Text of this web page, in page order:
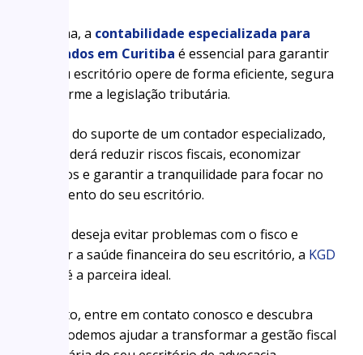
Em suma, a contabilidade especializada para
advogados em Curitiba é essencial para garantir
que seu escritório opere de forma eficiente, segura
e conforme a legislação tributária.
Através do suporte de um contador especializado,
você poderá reduzir riscos fiscais, economizar
impostos e garantir a tranquilidade para focar no
crescimento do seu escritório.
Se você deseja evitar problemas com o fisco e
garantir a saúde financeira do seu escritório, a KGD
é a parceira ideal.
Portanto, entre em contato conosco e descubra
como podemos ajudar a transformar a gestão fiscal